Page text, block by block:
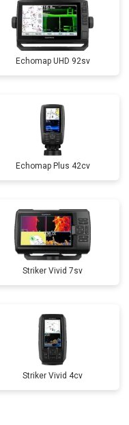
Echomap UHD 92sv
Echomap Plus 42cv
Striker Vivid 7sv
Striker Vivid 4cv